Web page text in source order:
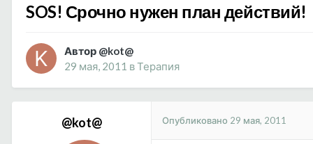
SOS! Срочно нужен план действий!
Автор @kot@
29 мая, 2011 вТерапия
@kot@ Опубликовано 29 мая, 2011